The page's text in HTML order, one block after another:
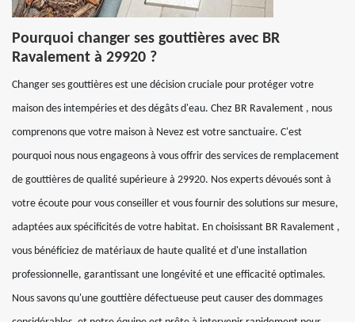
Pourquoi changer ses gouttières avec BR
Ravalement à 29920 ?
Changer ses gouttières est une décision cruciale pour protéger votre
maison des intempéries et des dégâts d'eau. Chez BR Ravalement , nous
comprenons que votre maison à Nevez est votre sanctuaire. C'est
pourquoi nous nous engageons à vous offrir des services de remplacement
de gouttières de qualité supérieure à 29920. Nos experts dévoués sont à
votre écoute pour vous conseiller et vous fournir des solutions sur mesure,
adaptées aux spécificités de votre habitat. En choisissant BR Ravalement ,
vous bénéficiez de matériaux de haute qualité et d'une installation
professionnelle, garantissant une longévité et une efficacité optimales.
Nous savons qu'une gouttière défectueuse peut causer des dommages